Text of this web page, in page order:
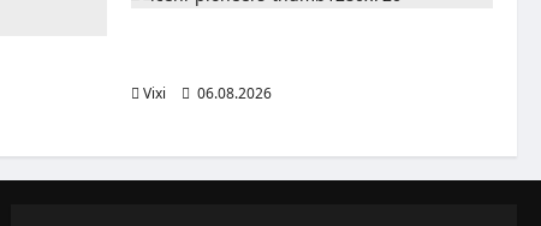
Vixi
06.08.2026